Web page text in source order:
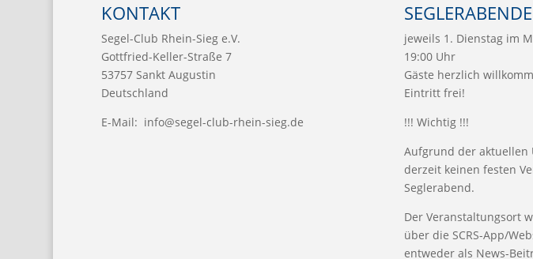
KONTAKT
Segel-Club Rhein-Sieg e.V.
Gottfried-Keller-Straße 7
53757 Sankt Augustin
Deutschland
E-Mail: info@segel-club-rhein-sieg.de
SEGLERABENDE
jeweils 1. Dienstag im
19:00 Uhr
Gäste herzlich
Eintritt frei!
!!! Wichtig !!!
Aufgrund der aktuellen
derzeit keinen festen
Seglerabend.
Der Veranstaltungsort
über die SCRS-App/
entweder als News-